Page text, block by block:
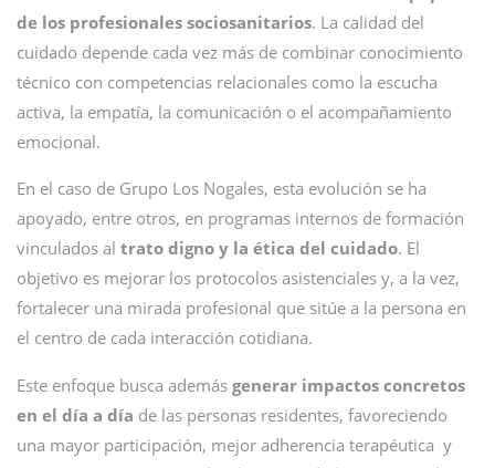
de los profesionales sociosanitarios. La calidad del
cuidado depende cada vez más de combinar conocimiento
técnico con competencias relacionales como la escucha
activa, la empatía, la comunicación o el acompañamiento
emocional.
En el caso de Grupo Los Nogales, esta evolución se ha
apoyado, entre otros, en programas internos de formación
vinculados al trato digno y la ética del cuidado. El
objetivo es mejorar los protocolos asistenciales y, a la vez,
fortalecer una mirada profesional que sitúe a la persona en
el centro de cada interacción cotidiana.
Este enfoque busca además generar impactos concretos
en el día a día de las personas residentes, favoreciendo
una mayor participación, mejor adherencia terapéutica y